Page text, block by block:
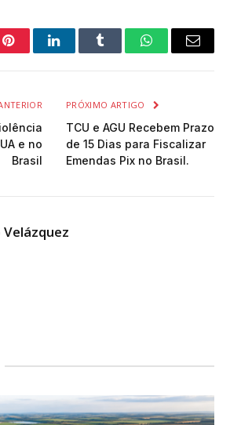
PinterestLinkedInTumblr WhatsAppEmail
e no
Brasil
PRÓXIMO ARTIGO
TCU e AGU Recebem Prazo
de 15 Dias para Fiscalizar
Emendas Pix no Brasil.